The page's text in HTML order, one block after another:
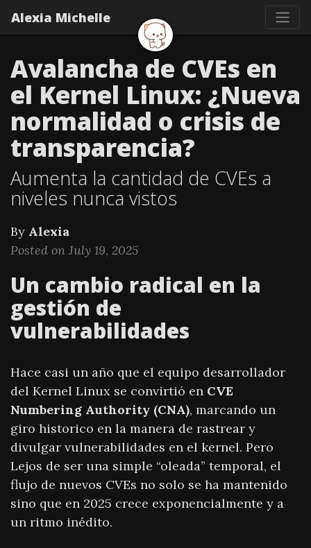
Alexia Michelle
Avalancha de CVEs en
el Kernel Linux: ¿Nueva
normalidad o crisis de
transparencia?
Aumenta la cantidad de CVEs a
niveles nunca vistos
By Alexia
Posted on July 19, 2025
Un cambio radical en la
gestión de
vulnerabilidades
Hace casi un año que el equipo desarrollador
del Kernel Linux se convirtió en CVE
Numbering Authority (CNA), marcando un
giro historico en la manera de rastrear y
divulgar vulnerabilidades en el kernel. Pero
Lejos de ser una simple “oleada” temporal, el
flujo de nuevos CVEs no solo se ha mantenido
sino que en 2025 crece exponencialmente y a
un ritmo inédito.